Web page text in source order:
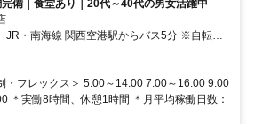
備｜食堂あり｜20代～40代の男女活躍中
JR・南海線 関西空港駅からバス5分 ※自転
（無料駐車場あり）
・フレックス＞ 5:00～14:00 7:00～16:00 9:00
＊実働8時間、休憩1時間 ＊月平均稼働日数：